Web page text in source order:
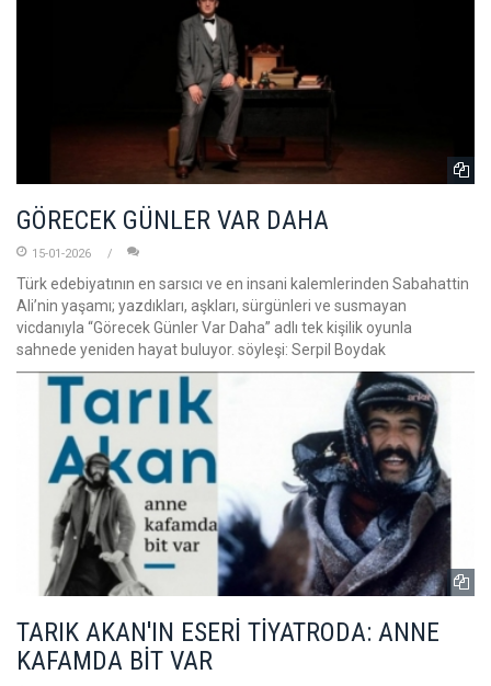
GÖRECEK GÜNLER VAR DAHA
15-01-2026
Türk edebiyatının en sarsıcı ve en insani kalemlerinden Sabahattin
Ali’nin yaşamı; yazdıkları, aşkları, sürgünleri ve susmayan
vicdanıyla “Görecek Günler Var Daha” adlı tek kişilik oyunla
sahnede yeniden hayat buluyor. söyleşi: Serpil Boydak
TARIK AKAN'IN ESERİ TİYATRODA: ANNE
KAFAMDA BİT VAR